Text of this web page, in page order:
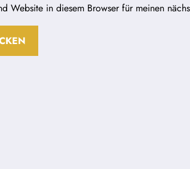
Website in diesem Browser für meinen